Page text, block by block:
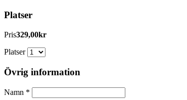
Platser
Pris329,00kr
Platser
Övrig information
Namn *